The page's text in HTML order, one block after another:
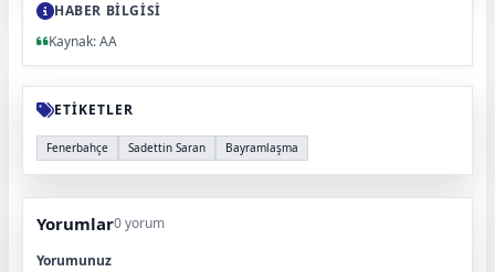
HABER BİLGİSİ
Kaynak: AA
ETİKETLER
Fenerbahçe Sadettin Saran Bayramlaşma
Yorumlar0 yorum
Yorumunuz